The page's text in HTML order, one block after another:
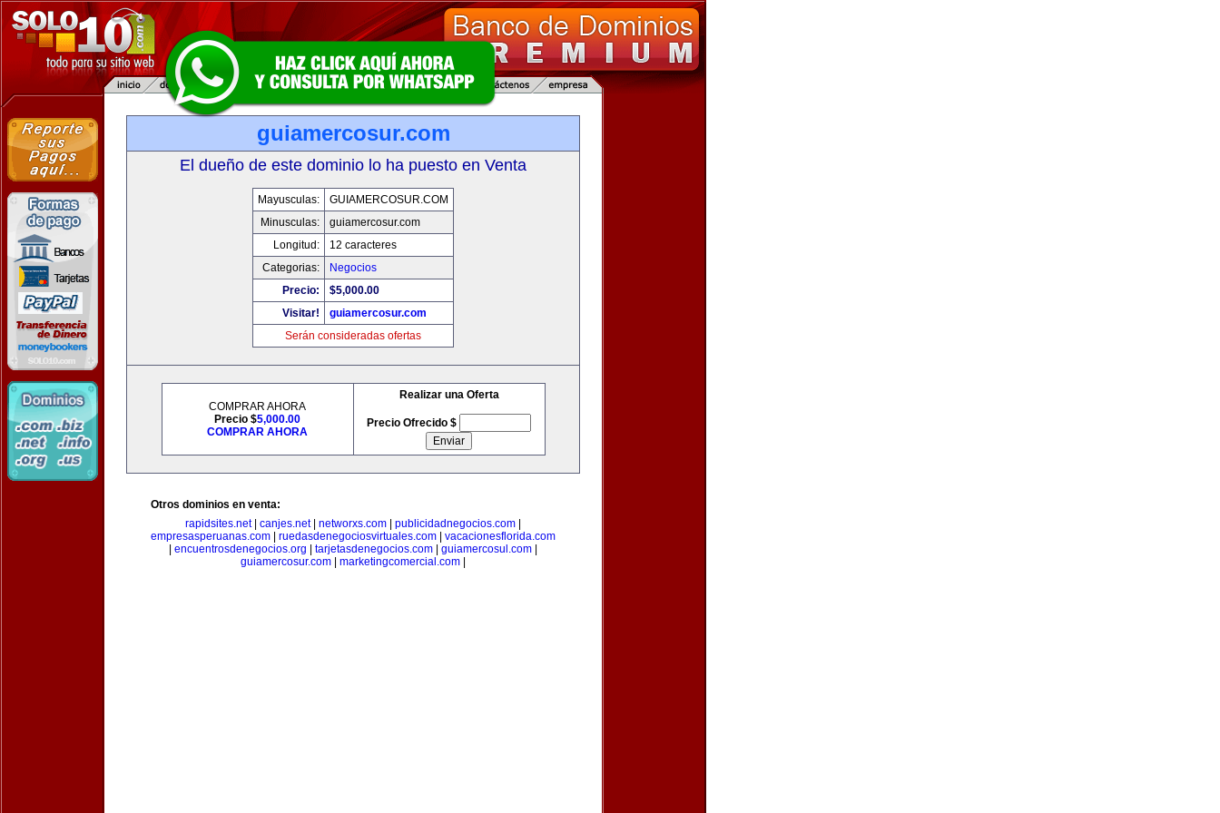
guiamercosur.com
El dueño de este dominio lo ha puesto en Venta
Mayusculas:
GUIAMERCOSUR.COM
Minusculas:
guiamercosur.com
Longitud:
12 caracteres
Categorias:
Negocios
Precio:
$5,000.00
Visitar!
guiamercosur.com
Serán consideradas ofertas
COMPRAR AHORA
Precio $5,000.00
COMPRAR AHORA
Realizar una Oferta
Precio Ofrecido $
Otros dominios en venta:
rapidsites.net| canjes.net| networxs.com publicidadnegocios.com
empresasperuanas.com
ruedasdenegociosvirtuales.com
vacacionesflorida.com
encuentrosdenegocios.org tarjetasdenegocios.com guiamercosul.com
guiamercosur.com
marketingcomercial.com